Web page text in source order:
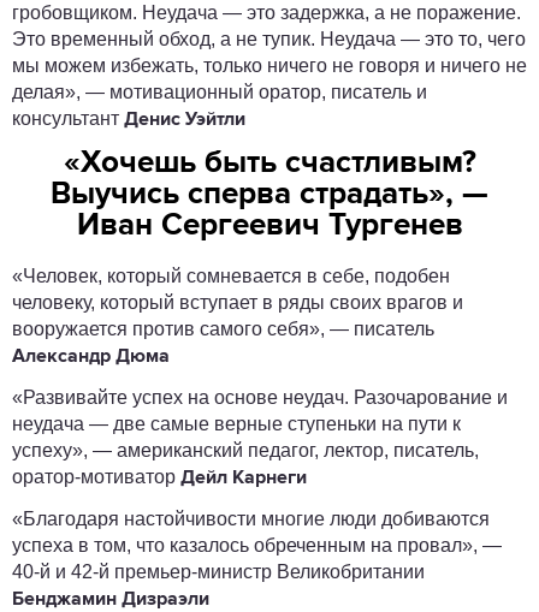
гробовщиком. Неудача — это задержка, а не поражение.
Это временный обход, а не тупик. Неудача — это то, чего
мы можем избежать, только ничего не говоря и ничего не
делая», — мотивационный оратор, писатель и
консультант Денис Уэйтли
«Хочешь быть счастливым?
Выучись сперва страдать», —
Иван Сергеевич Тургенев
«Человек, который сомневается в себе, подобен
человеку, который вступает в ряды своих врагов и
вооружается против самого себя», — писатель
Александр Дюма
«Развивайте успех на основе неудач. Разочарование и
неудача — две самые верные ступеньки на пути к
успеху», — американский педагог, лектор, писатель,
оратор-мотиватор Дейл Карнеги
«Благодаря настойчивости многие люди добиваются
успеха в том, что казалось обреченным на провал», —
40-й и 42-й премьер-министр Великобритании
Бенджамин Дизраэли